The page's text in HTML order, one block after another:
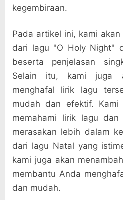
kegembiraan.
Pada artikel ini, kami
dari lagu "O Holy Night"
beserta penjelasan
Selain itu, kami juga
menghafal lirik lagu
mudah dan efektif.
memahami lirik lagu
merasakan lebih dalam
dari lagu Natal yang
kami juga akan
membantu Anda
dan mudah.